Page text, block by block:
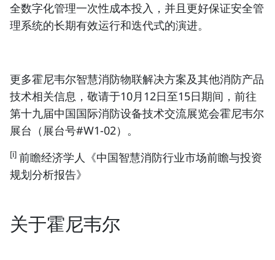
全数字化管理一次性成本投入，并且更好保证安全管
理系统的长期有效运行和迭代式的演进。
更多霍尼韦尔智慧消防物联解决方案及其他消防产品
技术相关信息，敬请于10月12日至15日期间，前往
第十九届中国国际消防设备技术交流展览会霍尼韦尔
展台（展台号#W1-02）。
[i] 前瞻经济学人《中国智慧消防行业市场前瞻与投资
规划分析报告》
关于霍尼韦尔